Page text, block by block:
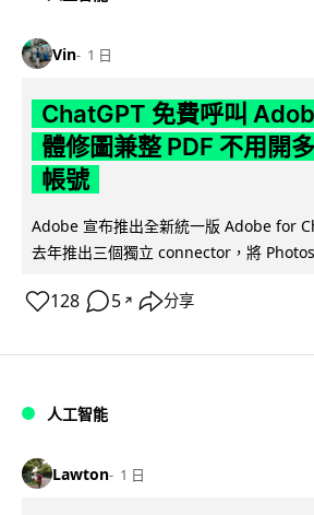
Vin 1 日
ChatGPT 免費呼叫
體修圖兼整 PDF 不用開
帳號
Adobe 宣布推出全新統一版 Adobe for
去年推出三個獨立 connector，將
128 5 ↗ 分享
人工智能
Lawton 1 日